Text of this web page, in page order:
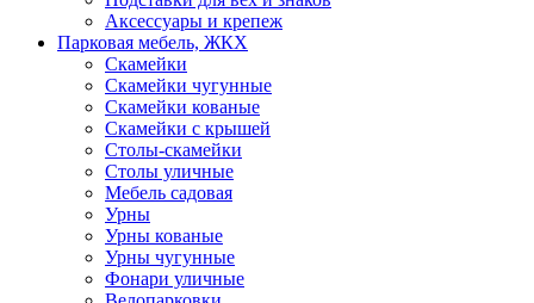
Аксессуары и крепеж
Парковая мебель, ЖКХ
Скамейки
Скамейки чугунные
Скамейки кованые
Скамейки с крышей
Столы-скамейки
Столы уличные
Мебель садовая
Урны
Урны кованые
Урны чугунные
Фонари уличные